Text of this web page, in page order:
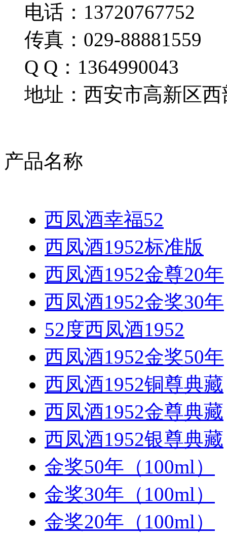
电话：13720767752
传真：029-88881559
Q Q：1364990043
地址：西安市高新区西
产品名称
西凤酒幸福52
西凤酒1952标准版
西凤酒1952金尊20年
西凤酒1952金奖30年
52度西凤酒1952
西凤酒1952金奖50年
西凤酒1952铜尊典藏
西凤酒1952金尊典藏
西凤酒1952银尊典藏
金奖50年（100ml）
金奖30年（100ml）
金奖20年（100ml）